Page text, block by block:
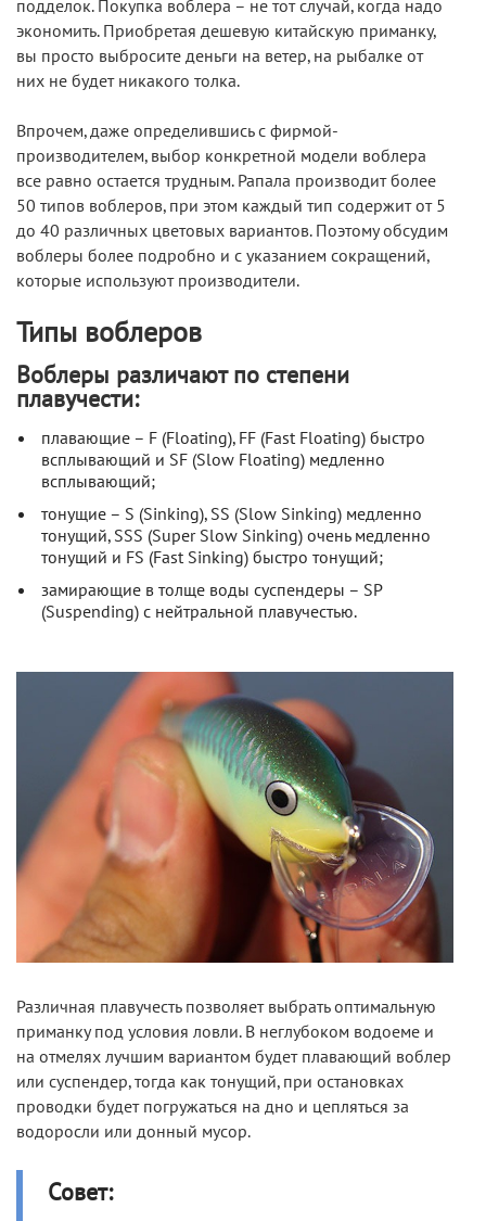
подделок. Покупка воблера – не тот случай, когда надо
экономить. Приобретая дешевую китайскую приманку,
вы просто выбросите деньги на ветер, на рыбалке от
них не будет никакого толка.
Впрочем, даже определившись с фирмой-
производителем, выбор конкретной модели воблера
все равно остается трудным. Рапала производит более
50 типов воблеров, при этом каждый тип содержит от 5
до 40 различных цветовых вариантов. Поэтому обсудим
воблеры более подробно и с указанием сокращений,
которые используют производители.
Типы воблеров
Воблеры различают по степени
плавучести:
плавающие – F (Floating), FF (Fast Floating) быстро
всплывающий и SF (Slow Floating) медленно
всплывающий;
тонущие – S (Sinking), SS (Slow Sinking) медленно
тонущий, SSS (Super Slow Sinking) очень медленно
тонущий и FS (Fast Sinking) быстро тонущий;
замирающие в толще воды суспендеры – SP
(Suspending) с нейтральной плавучестью.
Различная плавучесть позволяет выбрать оптимальную
приманку под условия ловли. В неглубоком водоеме и
на отмелях лучшим вариантом будет плавающий воблер
или суспендер, тогда как тонущий, при остановках
проводки будет погружаться на дно и цепляться за
водоросли или донный мусор.
Совет: